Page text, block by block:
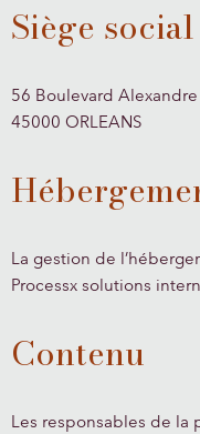
Siège
56 Boulevard Alexandre
45000 ORLEANS
La gestion de
Processx solutions
Contenu
Les responsables de la